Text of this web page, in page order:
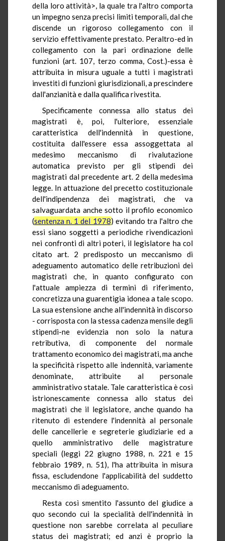
della loro attività>, la quale tra l'altro comporta
un impegno senza precisi limiti temporali, dal che
discende un rigoroso collegamento con il
servizio effettivamente prestato. Peraltro-ed in
collegamento con la pari ordinazione delle
funzioni (art. 107, terzo comma, Cost.)-essa è
attribuita in misura uguale a tutti i magistrati
investiti di funzioni giurisdizionali, a prescindere
dall'anzianità e dalla qualifica rivestita.
Specificamente connessa allo status dei
magistrati è, poi, l'ulteriore, essenziale
caratteristica dell'indennità in questione,
costituita dall'essere essa assoggettata al
medesimo meccanismo di rivalutazione
automatica previsto per gli stipendi dei
magistrati dal precedente art. 2 della medesima
legge. In attuazione del precetto costituzionale
dell'indipendenza dei magistrati, che va
salvaguardata anche sotto il profilo economico
(sentenza n. 1 del 1978) evitando tra l'altro che
essi siano soggetti a periodiche rivendicazioni
nei confronti di altri poteri, il legislatore ha col
citato art. 2 predisposto un meccanismo di
adeguamento automatico delle retribuzioni dei
magistrati che, in quanto configurato con
l'attuale ampiezza di termini di riferimento,
concretizza una guarentigia idonea a tale scopo.
La sua estensione anche all'indennità in discorso
- corrisposta con la stessa cadenza mensile degli
stipendi-ne evidenzia non solo la natura
retributiva, di componente del normale
trattamento economico dei magistrati, ma anche
la specificità rispetto alle indennità, variamente
denominate, attribuite al personale
amministrativo statale. Tale caratteristica è così
istrionescamente connessa allo status dei
magistrati che il legislatore, anche quando ha
ritenuto di estendere l'indennità al personale
delle cancellerie e segreterie giudiziarie ed a
quello amministrativo delle magistrature
speciali (leggi 22 giugno 1988, n. 221 e 15
febbraio 1989, n. 51), l'ha attribuita in misura
fissa, escludendone l'applicabilità del suddetto
meccanismo di adeguamento.
Resta così smentito l'assunto del giudice a
quo secondo cui la specialità dell'indennità in
questione non sarebbe correlata al peculiare
status dei magistrati; ed anzi è proprio la